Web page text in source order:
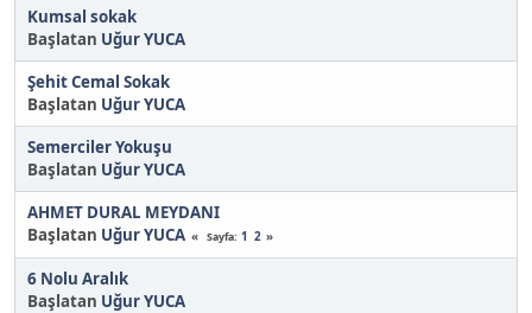
Kumsal sokak
Başlatan Uğur YUCA
Şehit Cemal Sokak
Başlatan Uğur YUCA
Semerciler Yokuşu
Başlatan Uğur YUCA
AHMET DURAL MEYDANI
Başlatan Uğur YUCA Sayfa 1 2
6 Nolu Aralık
Başlatan Uğur YUCA